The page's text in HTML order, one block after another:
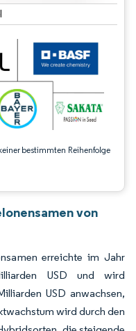
bestimmten Reihenfolge
erfordert Namensnennung
von
erreichte im Jahr
USD und wird
USD anwachsen,
wird durch den